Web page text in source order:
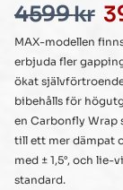
4599kr
MAX-modellen
erbjuda fler
ökat
bibehålls för
en Carbonfly Wrap
till ett mer dämpat
med ± 1,5°, och lie-
standard.